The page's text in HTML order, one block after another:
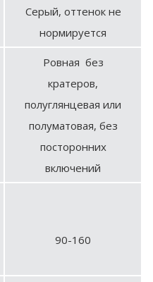
Серый, оттенок не
нормируется
Ровная без
кратеров,
полуглянцевая или
полуматовая, без
посторонних
включений
90-160